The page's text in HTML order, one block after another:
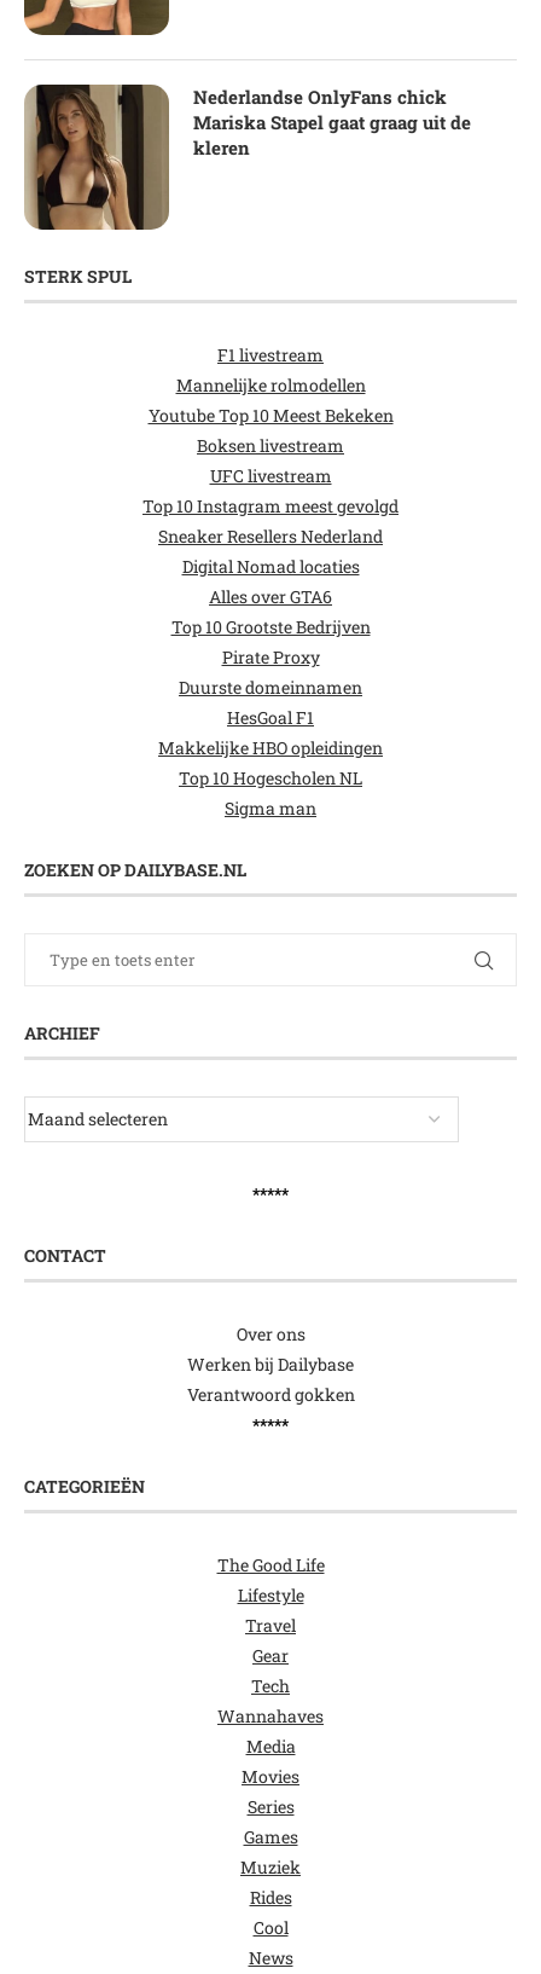
Nederlandse OnlyFans chick
Mariska Stapel gaat graag uit de
kleren
STERK SPUL
F1 livestream
Mannelijke rolmodellen
Youtube Top 10 Meest Bekeken
Boksen livestream
UFC livestream
Top 10 Instagram meest gevolgd
Sneaker Resellers Nederland
Digital Nomad locaties
Alles over GTA6
Top 10 Grootste Bedrijven
Pirate Proxy
Duurste domeinnamen
HesGoal F1
Makkelijke HBO opleidingen
Top 10 Hogescholen NL
Sigma man
ZOEKEN OP DAILYBASE.NL
ARCHIEF
*****
CONTACT
Over ons
Werken bij Dailybase
Verantwoord gokken
*****
CATEGORIEËN
The Good Life
Lifestyle
Travel
Gear
Tech
Wannahaves
Media
Movies
Series
Games
Muziek
Rides
Cool
News